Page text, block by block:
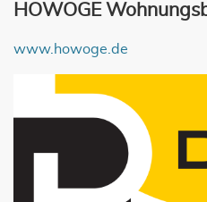
HOWOGE
www.howoge.de